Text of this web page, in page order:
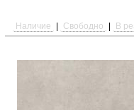
Наличие Свободно В